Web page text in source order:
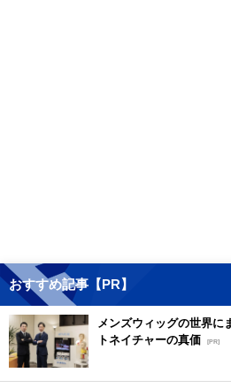
おすすめ記事【PR】
メンズウィッグの世界に
トネイチャーの真価 [PR]